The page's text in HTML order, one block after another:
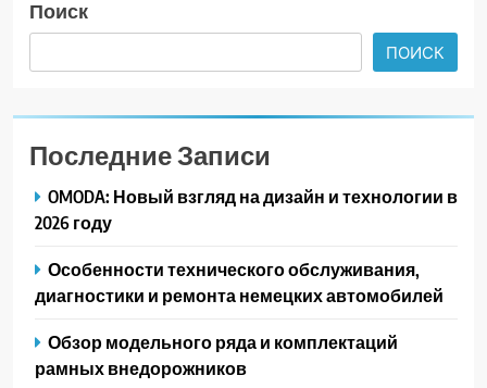
Поиск
ПОИСК
Последние Записи
OMODA: Новый взгляд на дизайн и технологии в
2026 году
Особенности технического обслуживания,
диагностики и ремонта немецких автомобилей
Обзор модельного ряда и комплектаций
рамных внедорожников